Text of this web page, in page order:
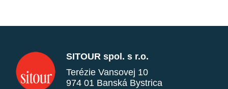
SITOUR spol. s r.o.
Terézie Vansovej 10
974 01 Banská Bystrica